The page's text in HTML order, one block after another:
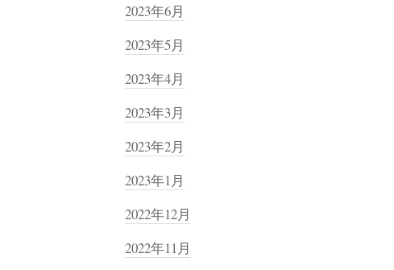
2023年6月
2023年5月
2023年4月
2023年3月
2023年2月
2023年1月
2022年12月
2022年11月